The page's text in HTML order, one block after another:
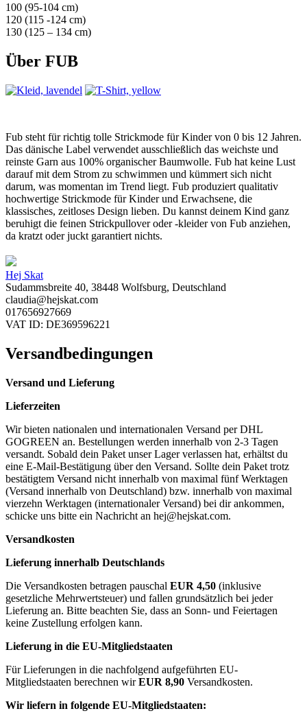
100 (95-104 cm)
120 (115 -124 cm)
130 (125 – 134 cm)
Über FUB
Fub steht für richtig tolle Strickmode für Kinder von 0 bis 12 Jahren.
Das dänische Label verwendet ausschließlich das weichste und
reinste Garn aus 100% organischer Baumwolle. Fub hat keine Lust
darauf mit dem Strom zu schwimmen und kümmert sich nicht
darum, was momentan im Trend liegt. Fub produziert qualitativ
hochwertige Strickmode für Kinder und Erwachsene, die
klassisches, zeitloses Design lieben. Du kannst deinem Kind ganz
beruhigt die feinen Strickpullover oder -kleider von Fub anziehen,
da kratzt oder juckt garantiert nichts.
Hej Skat
Sudammsbreite 40, 38448 Wolfsburg, Deutschland
claudia@hejskat.com
017656927669
VAT ID: DE369596221
Versandbedingungen
Versand und Lieferung
Lieferzeiten
Wir bieten nationalen und internationalen Versand per DHL
GOGREEN an. Bestellungen werden innerhalb von 2-3 Tagen
versandt. Sobald dein Paket unser Lager verlassen hat, erhältst du
eine E-Mail-Bestätigung über den Versand. Sollte dein Paket trotz
bestätigtem Versand nicht innerhalb von maximal fünf Werktagen
(Versand innerhalb von Deutschland) bzw. innerhalb von maximal
vierzehn Werktagen (internationaler Versand) bei dir ankommen,
schicke uns bitte ein Nachricht an hej@hejskat.com.
Versandkosten
Lieferung innerhalb Deutschlands
Die Versandkosten betragen pauschal EUR 4,50 (inklusive
gesetzliche Mehrwertsteuer) und fallen grundsätzlich bei jeder
Lieferung an. Bitte beachten Sie, dass an Sonn- und Feiertagen
keine Zustellung erfolgen kann.
Lieferung in die EU-Mitgliedstaaten
Für Lieferungen in die nachfolgend aufgeführten EU-
Mitgliedstaaten berechnen wirEUR 8,90 Versandkosten.
Wir liefern in folgende EU-Mitgliedstaaten: